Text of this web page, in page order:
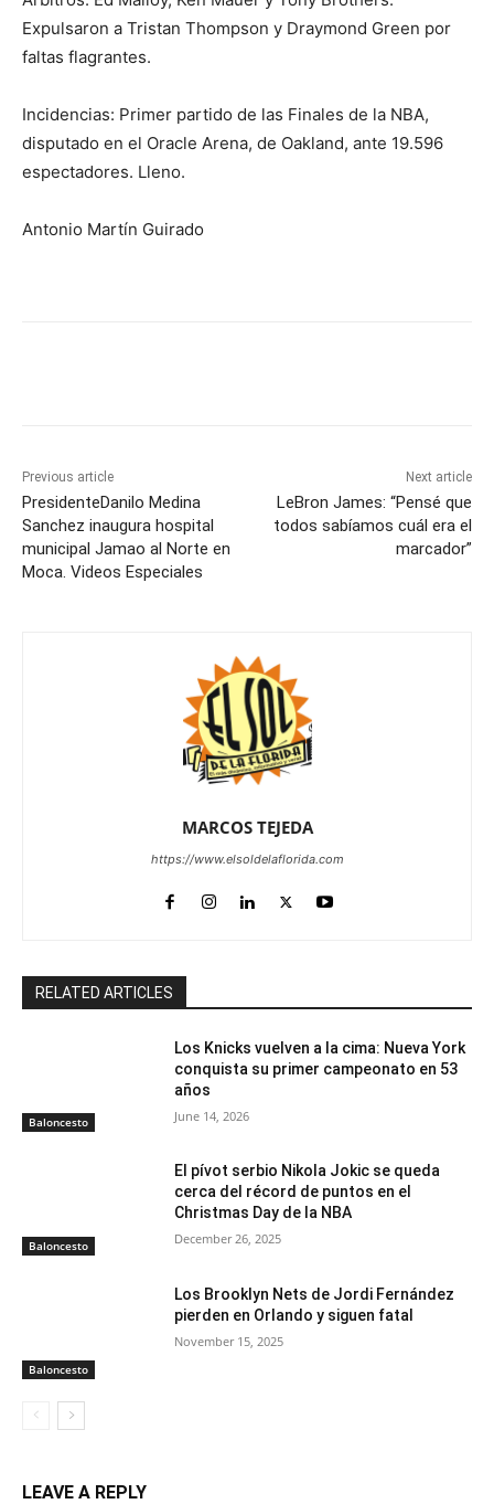
Expulsaron a Tristan Thompson y Draymond Green por
faltas flagrantes.
Incidencias: Primer partido de las Finales de la NBA,
disputado en el Oracle Arena, de Oakland, ante 19.596
espectadores. Lleno.
Antonio Martín Guirado
Previous article
PresidenteDanilo Medina
Sanchez inaugura hospital
municipal Jamao al Norte en
Moca. Videos Especiales
Next article
LeBron James: “Pensé que
todos sabíamos cuál era el
marcador”
MARCOS TEJEDA
https://www.elsoldelaflorida.com
RELATED ARTICLES
Baloncesto
Los Knicks vuelven a la cima: Nueva York
conquista su primer campeonato en 53
años
June 14, 2026
Baloncesto
El pívot serbio Nikola Jokic se queda
cerca del récord de puntos en el
Christmas Day de la NBA
December 26, 2025
Baloncesto
Los Brooklyn Nets de Jordi Fernández
pierden en Orlando y siguen fatal
November 15, 2025
LEAVE A REPLY